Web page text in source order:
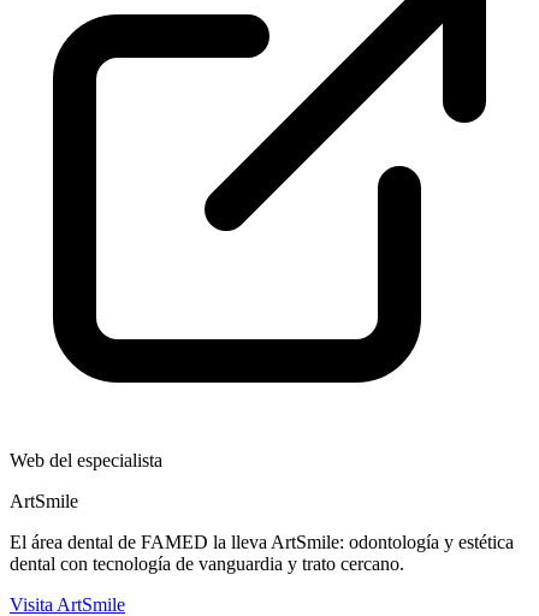
Web del especialista
ArtSmile
El área dental de FAMED la lleva ArtSmile: odontología y estética
dental con tecnología de vanguardia y trato cercano.
Visita ArtSmile